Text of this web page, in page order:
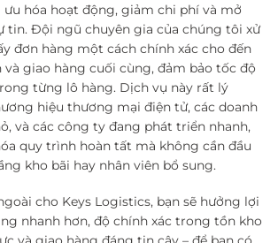
hóa hoạt động, giảm chi phí và mở
tin. Đội ngũ chuyên gia của chúng tôi xử
đơn hàng một cách chính xác cho đến
giao hàng cuối cùng, đảm bảo tốc độ
từng lô hàng. Dịch vụ này rất lý
hiệu thương mại điện tử, các doanh
và các công ty đang phát triển nhanh,
quy trình hoàn tất mà không cần đầu
kho bãi hay nhân viên bổ sung.
cho Keys Logistics, bạn sẽ hưởng lợi
nhanh hơn, độ chính xác trong tồn kho